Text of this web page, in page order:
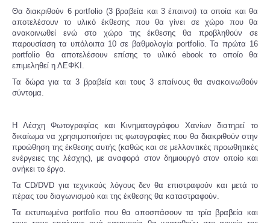
Θα διακριθούν 6 portfolio (3 βραβεία και 3 έπαινοι) τα οποία και θα
αποτελέσουν το υλικό έκθεσης που θα γίνει σε χώρο που θα
ανακοινωθεί ενώ στο χώρο της έκθεσης θα προβληθούν σε
παρουσίαση τα υπόλοιπα 10 σε βαθμολογία portfolio. Τα πρώτα 16
portfolio θα αποτελέσουν επίσης το υλικό ebook το οποίο θα
επιμεληθεί η ΛΕΦΚΙ.
Τα δώρα για τα 3 βραβεία και τους 3 επαίνους θα ανακοινωθούν
σύντομα.
Η Λέσχη Φωτογραφίας και Κινηματογράφου Χανίων διατηρεί το
δικαίωμα να χρησιμοποιήσει τις φωτογραφίες που θα διακριθούν στην
προώθηση της έκθεσης αυτής (καθώς και σε μελλοντικές προωθητικές
ενέργειες της λέσχης), με αναφορά στον δημιουργό στον οποίο και
ανήκει το έργο.
Τα CD/DVD για τεχνικούς λόγους δεν θα επιστραφούν και μετά το
πέρας του διαγωνισμού και της έκθεσης θα καταστραφούν.
Τα εκτυπωμένα portfolio που θα αποσπάσουν τα τρία βραβεία και